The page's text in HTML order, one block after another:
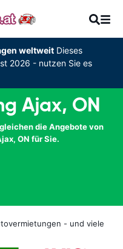
weltweitDieses
2026 - nutzen Sie es
Ajax, ON
die Angebote von
ON für Sie.
- und viele